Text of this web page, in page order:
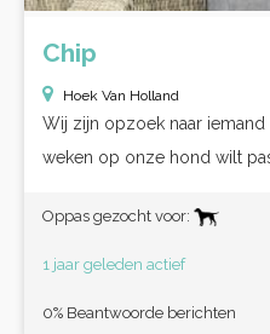
Chip
Hoek Van Holland
Wij zijn opzoek naar
weken op onze hond wilt
Oppas gezocht voor:
1 jaar geleden actief
0% Beantwoorde berichten